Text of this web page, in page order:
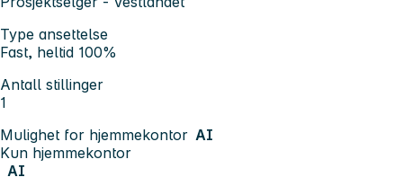
Type ansettelse
Fast, heltid 100%
Antall stillinger
1
Mulighet for hjemmekontor AI
Kun hjemmekontor
AI